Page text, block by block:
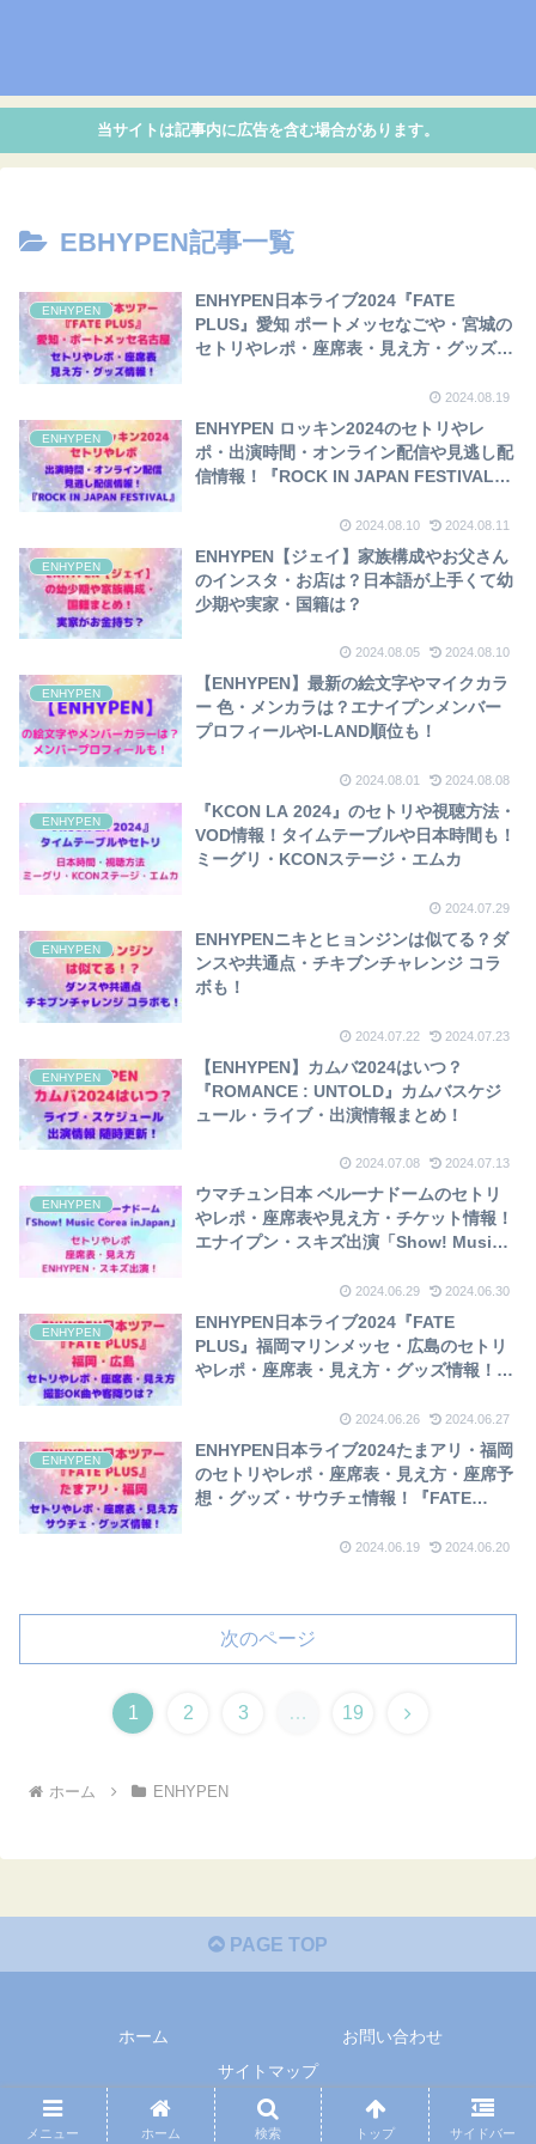
当サイトは記事内に広告を含む場合があります。
EBHYPEN記事一覧
ENHYPEN
ENHYPEN日本ライブ2024『FATE
PLUS』愛知 ポートメッセなごや・宮城の
セトリやレポ・座席表・見え方・グッズ情
2024.08.19
ENHYPEN
ENHYPEN ロッキン2024のセトリやレ
ポ・出演時間・オンライン配信や見逃し配
信情報！『ROCK IN JAPAN FESTIVAL
2024.08.10 2024.08.11
ENHYPEN
ENHYPEN【ジェイ】家族構成やお父さん
のインスタ・お店は？日本語が上手くて幼
少期や実家・国籍は？
2024.08.05 2024.08.10
ENHYPEN
【ENHYPEN】最新の絵文字やマイクカラ
ー 色・メンカラは？エナイプンメンバー
プロフィールやI-LAND順位も！
2024.08.01 2024.08.08
ENHYPEN
『KCON LA 2024』のセトリや視聴方法・
VOD情報！タイムテーブルや日本時間も！
ミーグリ・KCONステージ・エムカ
2024.07.29
ENHYPEN
ENHYPENニキとヒョンジンは似てる？ダ
ンスや共通点・チキブンチャレンジ コラ
ボも！
2024.07.22 2024.07.23
ENHYPEN
【ENHYPEN】カムバ2024はいつ？
『ROMANCE : UNTOLD』カムバスケジ
ュール・ライブ・出演情報まとめ！
2024.07.08 2024.07.13
ENHYPEN
ウマチュン日本 ベルーナドームのセトリ
やレポ・座席表や見え方・チケット情報！
エナイプン・スキズ出演「Show! Music
2024.06.29 2024.06.30
ENHYPEN
ENHYPEN日本ライブ2024『FATE
PLUS』福岡マリンメッセ・広島のセトリ
やレポ・座席表・見え方・グッズ情報！撮
2024.06.26 2024.06.27
ENHYPEN
ENHYPEN日本ライブ2024たまアリ・福岡
のセトリやレポ・座席表・見え方・座席予
想・グッズ・サウチェ情報！『FATE
2024.06.19 2024.06.20
次のページ
1 2 3 … 19
次
ホーム ENHYPEN
PAGE TOP
ホーム
お問い合わせ
サイトマップ
© -2024 maryのすてき便.
メニュー ホーム 検索 トップ サイドバー